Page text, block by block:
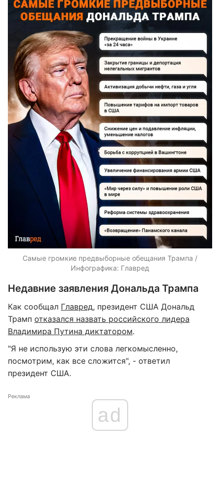
Самые громкие предвыборные обещания Трампа /
Инфографика: Главред
Недавние заявления Дональда Трампа
Как сообщал Главред, президент США Дональд
Трамп отказался назвать российского лидера
Владимира Путина диктатором.
"Я не использую эти слова легкомысленно,
посмотрим, как все сложится", - ответил
президент США.
Реклама
ad